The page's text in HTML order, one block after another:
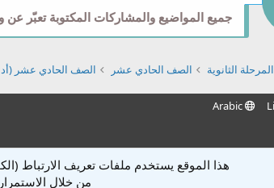
جميع المواضيع والمشاركات المكتوبة تعبّر
المرحلة الثانوية الصف الحادي عشر الصف الحادي عشر
Arabic
هذا الموقع يستخدم ملفات تعريف
من خلال